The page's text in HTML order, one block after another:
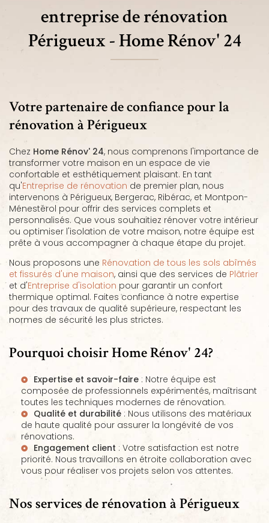
entreprise de rénovation
Périgueux - Home Rénov' 24
Votre partenaire de confiance pour la
rénovation à Périgueux
Chez Home Rénov' 24, nous comprenons l'importance de
transformer votre maison en un espace de vie
confortable et esthétiquement plaisant. En tant
qu'Entreprise de rénovation de premier plan, nous
intervenons à Périgueux, Bergerac, Ribérac, et Montpon-
Ménestérol pour offrir des services complets et
personnalisés. Que vous souhaitiez rénover votre intérieur
ou optimiser l'isolation de votre maison, notre équipe est
prête à vous accompagner à chaque étape du projet.
Nous proposons une Rénovation de tous les sols abîmés
et fissurés d'une maison, ainsi que des services de Plâtrier
et d'Entreprise d'isolation pour garantir un confort
thermique optimal. Faites confiance à notre expertise
pour des travaux de qualité supérieure, respectant les
normes de sécurité les plus strictes.
Pourquoi choisir Home Rénov' 24?
Expertise et savoir-faire : Notre équipe est
composée de professionnels expérimentés, maîtrisant
toutes les techniques modernes de rénovation.
Qualité et durabilité : Nous utilisons des matériaux
de haute qualité pour assurer la longévité de vos
rénovations.
Engagement client : Votre satisfaction est notre
priorité. Nous travaillons en étroite collaboration avec
vous pour réaliser vos projets selon vos attentes.
Nos services de rénovation à Périgueux